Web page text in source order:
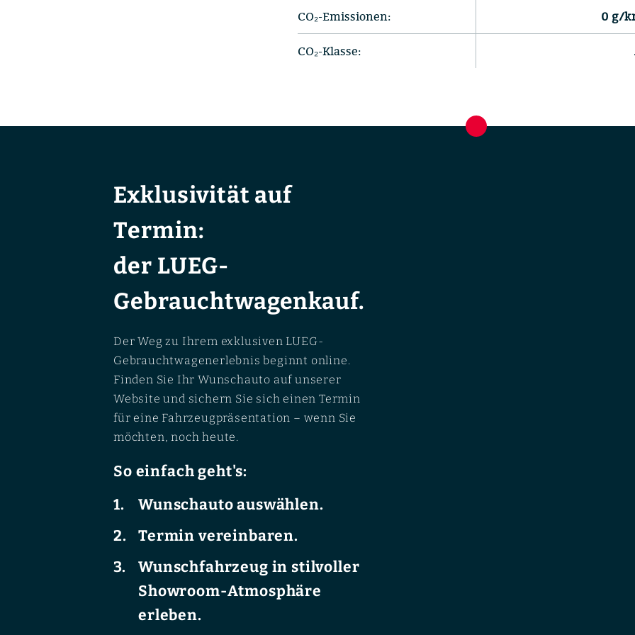
CO₂-Emissionen: 0 g/
CO₂-Klasse:
Exklusivität auf
Termin:
der LUEG-
Gebrauchtwagenkauf.
Der Weg zu Ihrem exklusiven LUEG-
Gebrauchtwagenerlebnis beginnt online.
Finden Sie Ihr Wunschauto auf unserer
Website und sichern Sie sich einen Termin
für eine Fahrzeugpräsentation – wenn Sie
möchten, noch heute.
So einfach geht's:
Wunschauto auswählen.
Termin vereinbaren.
Wunschfahrzeug in stilvoller
Showroom-Atmosphäre
erleben.